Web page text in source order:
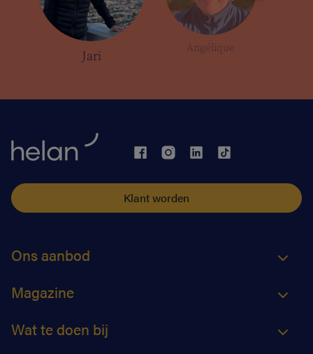
Jari
Angélique
Klant worden
Ons aanbod
Magazine
Wat te doen bij